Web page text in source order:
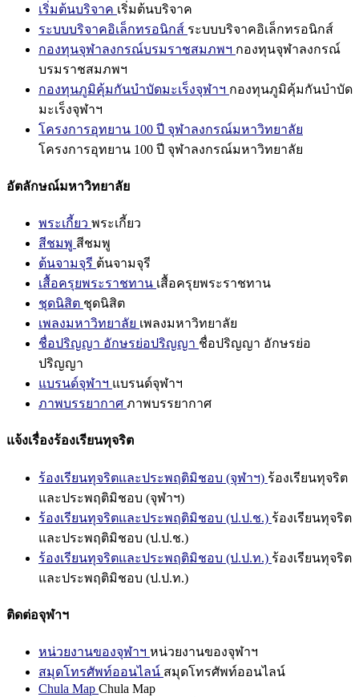
เริ่มต้นบริจาค เริ่มต้นบริจาค
ระบบบริจาคอิเล็กทรอนิกส์ ระบบบริจาคอิเล็กทรอนิกส์
กองทุนจุฬาลงกรณ์บรมราชสมภพฯ กองทุนจุฬาลงกรณ์
บรมราชสมภพฯ
กองทุนภูมิคุ้มกันบำบัดมะเร็งจุฬาฯ กองทุนภูมิคุ้มกันบำบัด
มะเร็งจุฬาฯ
โครงการอุทยาน 100 ปี จุฬาลงกรณ์มหาวิทยาลัย
โครงการอุทยาน 100 ปี จุฬาลงกรณ์มหาวิทยาลัย
อัตลักษณ์มหาวิทยาลัย
พระเกี้ยว พระเกี้ยว
สีชมพู สีชมพู
ต้นจามจุรี ต้นจามจุรี
เสื้อครุยพระราชทาน เสื้อครุยพระราชทาน
ชุดนิสิต ชุดนิสิต
เพลงมหาวิทยาลัย เพลงมหาวิทยาลัย
ชื่อปริญญา อักษรย่อปริญญา ชื่อปริญญา อักษรย่อ
ปริญญา
แบรนด์จุฬาฯ แบรนด์จุฬาฯ
ภาพบรรยากาศ ภาพบรรยากาศ
แจ้งเรื่องร้องเรียนทุจริต
ร้องเรียนทุจริตและประพฤติมิชอบ (จุฬาฯ) ร้องเรียนทุจริต
และประพฤติมิชอบ (จุฬาฯ)
ร้องเรียนทุจริตและประพฤติมิชอบ (ป.ป.ช.) ร้องเรียนทุจริต
และประพฤติมิชอบ (ป.ป.ช.)
ร้องเรียนทุจริตและประพฤติมิชอบ (ป.ป.ท.) ร้องเรียนทุจริต
และประพฤติมิชอบ (ป.ป.ท.)
ติดต่อจุฬาฯ
หน่วยงานของจุฬาฯ หน่วยงานของจุฬาฯ
สมุดโทรศัพท์ออนไลน์ สมุดโทรศัพท์ออนไลน์
Chula Map Chula Map